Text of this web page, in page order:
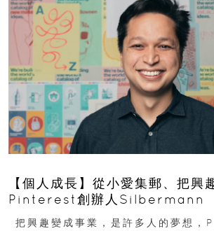
【個人成長】從小愛集郵、把興
Pinterest創辦人Silbermann
把興趣變成事業，是許多人的夢想